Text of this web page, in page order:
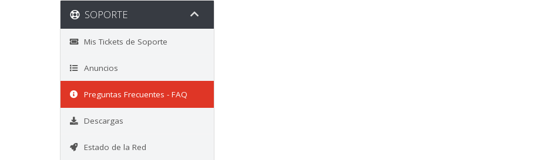
SOPORTE
Mis Tickets de Soporte
Anuncios
Preguntas Frecuentes - FAQ
Descargas
Estado de la Red